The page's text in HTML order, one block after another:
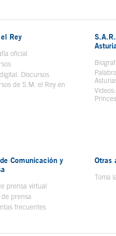
Rey
oficial
DiscursosSe abre en ventana
de S.M. el Rey en
abre en ventana nueva
Comunicación y
prensa virtual
de prensa
frecuentes
Otras
Toma